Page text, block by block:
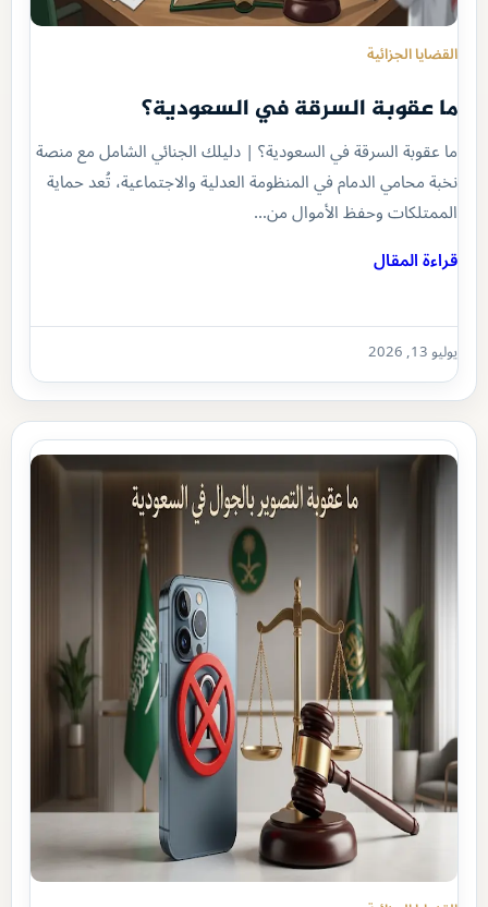
القضايا الجزائية
ما عقوبة السرقة في السعودية؟
ما عقوبة السرقة في السعودية؟ | دليلك الجنائي الشامل مع منصة
نخبة محامي الدمام في المنظومة العدلية والاجتماعية، تُعد حماية
الممتلكات وحفظ الأموال من…
قراءة المقال
يوليو 13, 2026